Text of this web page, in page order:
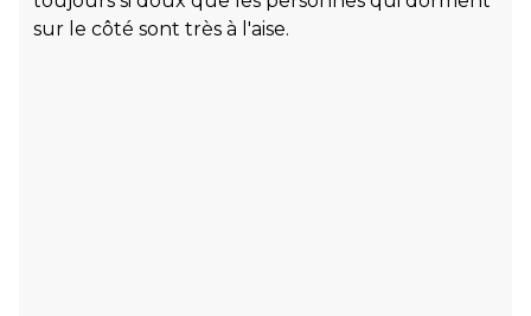
sur le côté sont très à l'aise.